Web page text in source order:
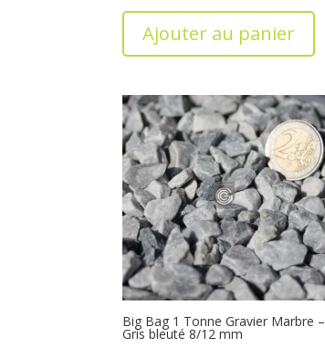
Ajouter au panier
Big Bag 1 Tonne Gravier Marbre –
Gris bleuté 8/12 mm